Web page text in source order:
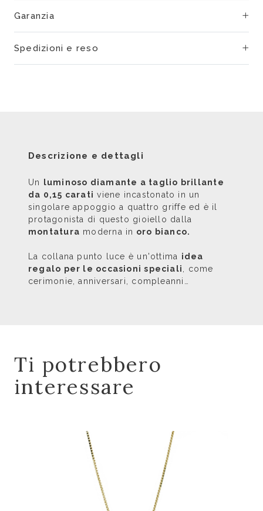
Garanzia
Spedizioni e reso
Descrizione e dettagli
Un
luminoso diamante a taglio brillante
da 0,15 carati viene incastonato in un
singolare appoggio a quattro griffe ed è il
protagonista di questo gioiello dalla
montatura moderna in oro bianco.
La collana punto luce è un'ottima idea
regalo per le occasioni speciali
, come
cerimonie, anniversari, compleanni…
Ti potrebbero
interessare